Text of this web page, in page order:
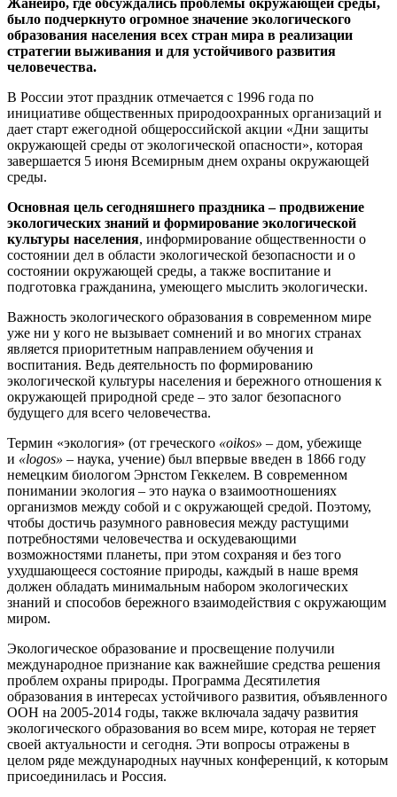
было подчеркнуто огромное значение экологического
образования населения всех стран мира в реализации
стратегии выживания и для устойчивого развития
человечества.
В России этот праздник отмечается с 1996 года по
инициативе общественных природоохранных организаций и
дает старт ежегодной общероссийской акции «Дни защиты
окружающей среды от экологической опасности», которая
завершается 5 июня Всемирным днем охраны окружающей
среды.
Основная цель сегодняшнего праздника – продвижение
экологических знаний и формирование экологической
культуры населения, информирование общественности о
состоянии дел в области экологической безопасности и о
состоянии окружающей среды, а также воспитание и
подготовка гражданина, умеющего мыслить экологически.
Важность экологического образования в современном мире
уже ни у кого не вызывает сомнений и во многих странах
является приоритетным направлением обучения и
воспитания. Ведь деятельность по формированию
экологической культуры населения и бережного отношения к
окружающей природной среде – это залог безопасного
будущего для всего человечества.
Термин «экология» (от греческого «oikos» – дом, убежище
и «logos» – наука, учение) был впервые введен в 1866 году
немецким биологом Эрнстом Геккелем. В современном
понимании экология – это наука о взаимоотношениях
организмов между собой и с окружающей средой. Поэтому,
чтобы достичь разумного равновесия между растущими
потребностями человечества и оскудевающими
возможностями планеты, при этом сохраняя и без того
ухудшающееся состояние природы, каждый в наше время
должен обладать минимальным набором экологических
знаний и способов бережного взаимодействия с окружающим
миром.
Экологическое образование и просвещение получили
международное признание как важнейшие средства решения
проблем охраны природы. Программа Десятилетия
образования в интересах устойчивого развития, объявленного
ООН на 2005-2014 годы, также включала задачу развития
экологического образования во всем мире, которая не теряет
своей актуальности и сегодня. Эти вопросы отражены в
целом ряде международных научных конференций, к которым
присоединилась и Россия.